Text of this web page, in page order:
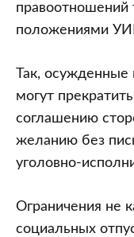
правоотношений
положениями
Так, осужденные
могут
соглашению
желанию без
уголовно-
Ограничения не
социальных